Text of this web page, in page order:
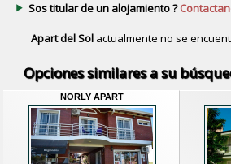
Sos titular de un alojamiento ?
Apart del Sol actualmente no se
Opciones similares a su
NORLY APART